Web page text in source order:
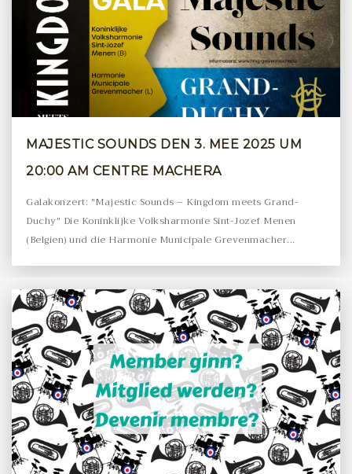
MAJESTIC SOUNDS DEN 3. MEE 2025 UM
20:00 AM CENTRE MACHERA
Galakonzert: "Majestic Sounds – Kingdom meets Grand-
Duchy" Die Koninklijke Volksharmonie Sint-Jozef Menen
(Belgien) und die Harmonie Municipale Grevenmacher...